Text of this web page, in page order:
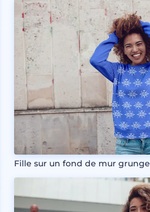
Fille sur un fond de mur grunge